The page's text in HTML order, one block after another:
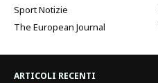
Sport Notizie
The European Journal
ARTICOLI RECENTI